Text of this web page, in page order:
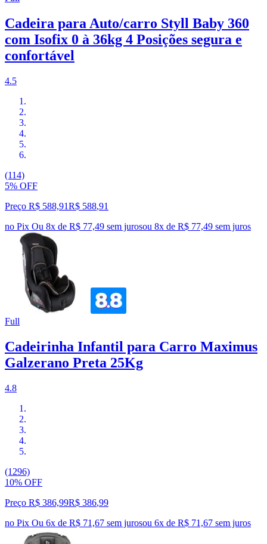
Cadeira para Auto/carro Styll Baby 360
com Isofix 0 à 36kg 4 Posições segura e
confortável
4.5
(114)
5% OFF
Preço R$ 588,91R$ 588,91
no Pix Ou 8x de R$ 77,49 sem jurosou 8x de R$ 77,49 sem juros
Full
Cadeirinha Infantil para Carro Maximus
Galzerano Preta 25Kg
4.8
(1296)
10% OFF
Preço R$ 386,99R$ 386,99
no Pix Ou 6x de R$ 71,67 sem jurosou 6x de R$ 71,67 sem juros